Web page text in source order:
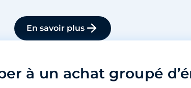
En savoir plus
à un achat groupé